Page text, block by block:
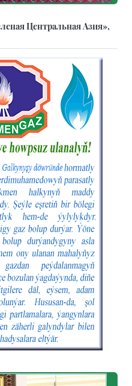
Центральная Азия»,